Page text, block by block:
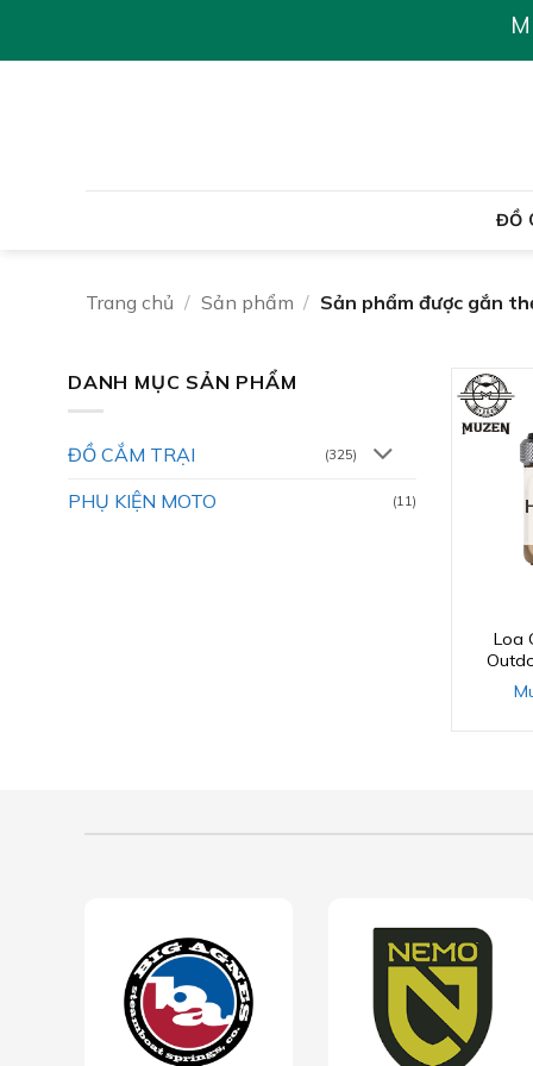
ĐỒ
Trang chủ / Sản phẩm / Sản phẩm được gắn
DANH MỤC SẢN PHẨM
ĐỒ CẮM TRẠI (325)
PHỤ KIỆN MOTO (11)
Loa